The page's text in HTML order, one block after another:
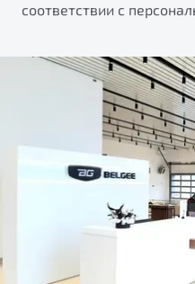
Обзор В наличии
соответствии с